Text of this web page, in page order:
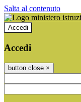
Salta al contenuto
Accedi
Accedi
button close ×